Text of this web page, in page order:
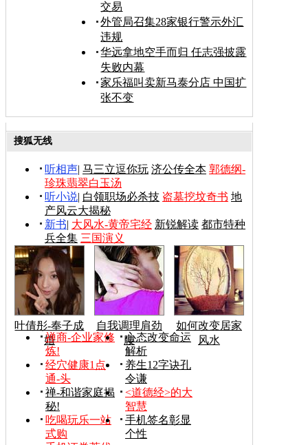
交易
外管局召集28家银行警示外汇
违规
华远拿地空手而归 任志强披露
失败内幕
家乐福叫卖新马泰分店 中国扩
张不变
搜狐无线
听相声| 马三立逗你玩 济公传全本 郭德纲-
珍珠翡翠白玉汤
听小说| 白领职场必杀技 盗墓挖坟奇书 地
产风云大揭秘
新书| 大风水-黄帝宅经 新锐解读 都市特种
兵全集 三国演义
叶倩彤-奉子成
婚
自我调理肩劲
腰
如何改变居家
风水
禅商-企业家修
炼!
心态改变命运
解析
经穴健康1点
通-头
养生12字诀孔
令谦
禅-和谐家庭揭
秘!
<道德经>的大
智慧
吃喝玩乐一站
式购
手机签名彰显
个性